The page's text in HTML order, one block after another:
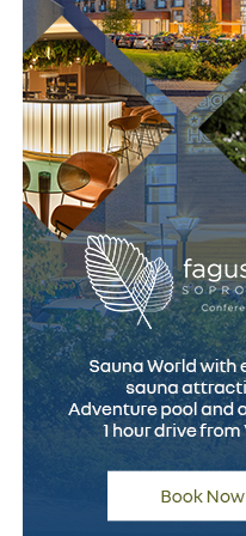
prezente dar de obicei
cabinetul ginecologic,
Disponibilitate și cost
HSG: disponibilă în
radiologie. Cost variabil,
total de asigurarea de
HYCOSY: disponibilă în
de înaltă performanță și
sonografie avansată.
mare decât HSG, dar nu
radiologie.
Timp alocat
HSG: 15-30 minute
deplasare la radiologie,